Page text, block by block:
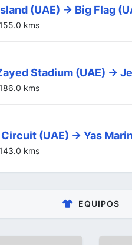
(UAE) -> Big Flag
kms
Stadium (UAE) ->
kms
(UAE) -> Yas
kms
EQUIPOS